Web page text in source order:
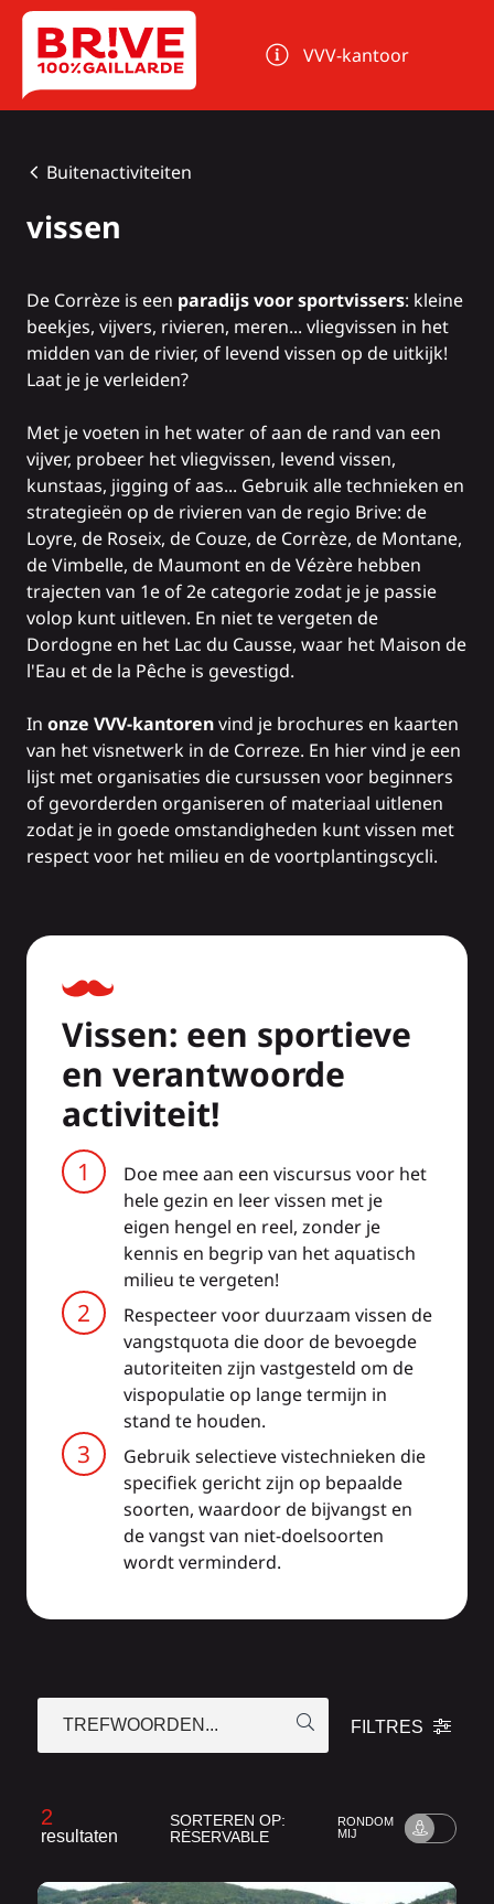
Cookies beheer paneel
VVV-kantoor
Buitenactiviteiten
vissen
De Corrèze is een paradijs voor sportvissers: kleine
beekjes, vijvers, rivieren, meren... vliegvissen in het
midden van de rivier, of levend vissen op de uitkijk!
Laat je je verleiden?
Met je voeten in het water of aan de rand van een
vijver, probeer het vliegvissen, levend vissen,
kunstaas, jigging of aas... Gebruik alle technieken en
strategieën op de rivieren van de regio Brive: de
Loyre, de Roseix, de Couze, de Corrèze, de Montane,
de Vimbelle, de Maumont en de Vézère hebben
trajecten van 1e of 2e categorie zodat je je passie
volop kunt uitleven. En niet te vergeten de
Dordogne en het Lac du Causse, waar het Maison de
l'Eau et de la Pêche is gevestigd.
In onze VVV-kantorenvind je brochures en kaarten
van het visnetwerk in de Correze. En hier vind je een
lijst met organisaties die cursussen voor beginners
of gevorderden organiseren of materiaal uitlenen
zodat je in goede omstandigheden kunt vissen met
respect voor het milieu en de voortplantingscycli.
Vissen: een sportieve
en verantwoorde
activiteit!
Doe mee aan een viscursus voor het
hele gezin en leer vissen met je
eigen hengel en reel, zonder je
kennis en begrip van het aquatisch
milieu te vergeten!
Respecteer voor duurzaam vissen de
vangstquota die door de bevoegde
autoriteiten zijn vastgesteld om de
vispopulatie op lange termijn in
stand te houden.
Gebruik selectieve vistechnieken die
specifiek gericht zijn op bepaalde
soorten, waardoor de bijvangst en
de vangst van niet-doelsoorten
wordt verminderd.
TREFWOORDEN... FILTRES
2
resultaten
SORTEREN OP:
RÉSERVABLE
RONDOM
MIJ